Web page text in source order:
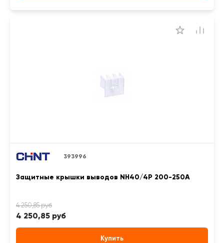
393996
Защитные крышки выводов NH40/4P 200-250А
4 250,85 руб
Купить